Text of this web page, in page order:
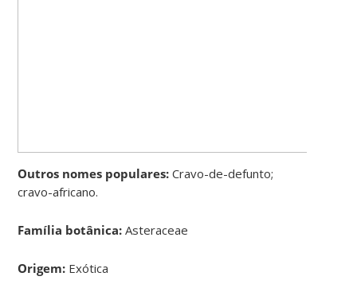
Outros nomes populares: Cravo-de-defunto;
cravo-africano.
Família botânica: Asteraceae
Origem: Exótica